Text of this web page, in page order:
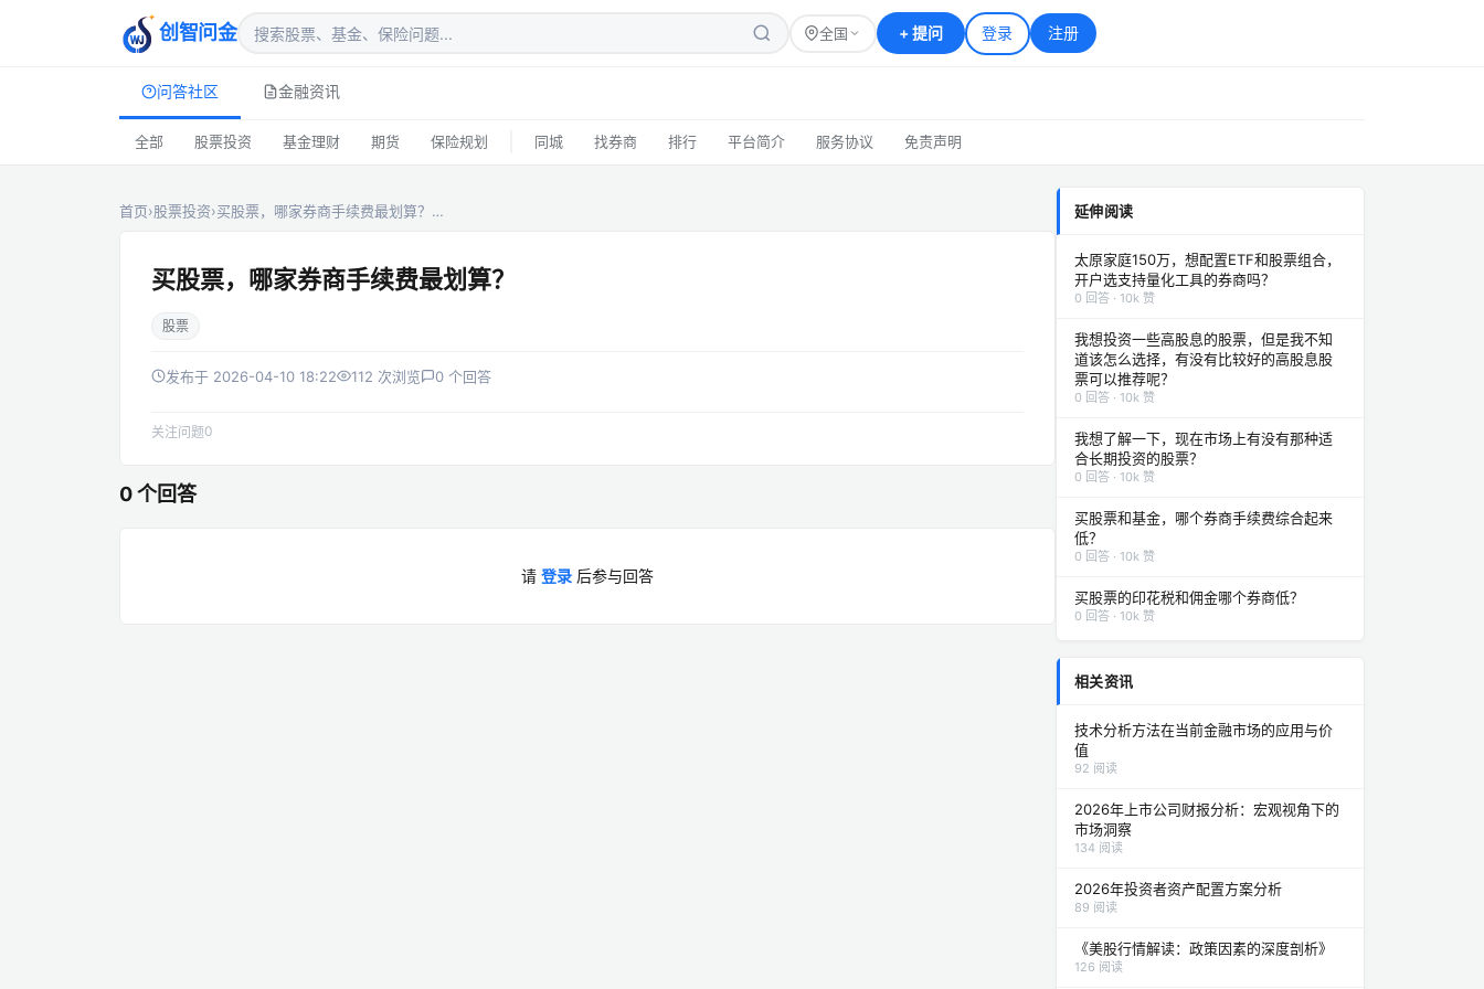
创智问金 全国 +提问 登录 注册
问答社区 金融资讯
全部 股票投资 基金理财 期货 保险规划 同城 找券商 排行 平台简介 服务协议 免责声明
首页›股票投资›买股票，哪家券商手续费最划算？…
买股票，哪家券商手续费最划算？
股票
发布于 2026-04-10 18:22 112 次浏览 0 个回答
关注问题0
0 个回答
请 登录 后参与回答
延伸阅读
太原家庭150万，想配置ETF和股票组合，
开户选支持量化工具的券商吗？
0 回答 · 10k 赞
我想投资一些高股息的股票，但是我不知
道该怎么选择，有没有比较好的高股息股
票可以推荐呢？
0 回答 · 10k 赞
我想了解一下，现在市场上有没有那种适
合长期投资的股票？
0 回答 · 10k 赞
买股票和基金，哪个券商手续费综合起来
低？
0 回答 · 10k 赞
买股票的印花税和佣金哪个券商低？
0 回答 · 10k 赞
相关资讯
技术分析方法在当前金融市场的应用与价
值
92 阅读
2026年上市公司财报分析：宏观视角下的
市场洞察
134 阅读
2026年投资者资产配置方案分析
89 阅读
《美股行情解读：政策因素的深度剖析》
126 阅读